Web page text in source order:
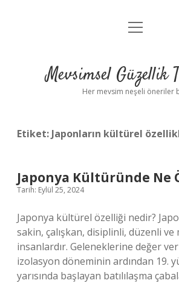
Anasayfa
Yasal Uyarı
menüyü
Mevsimsel Güzellik
Her mevsim neşeli öneriler
Etiket: Japonların kültürel
Japonya Kültüründe Ne
Tarih: Eylül 25, 2024
Japonya kültürel özelliği nedir?
sakin, çalışkan, disiplinli, düzenli ve
insanlardır. Geleneklerine değer
izolasyon döneminin ardından 19.
yarısında başlayan batılılaşma